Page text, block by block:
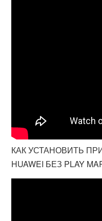
КАК УСТАНОВИТЬ
HUAWEI БЕЗ PLAY